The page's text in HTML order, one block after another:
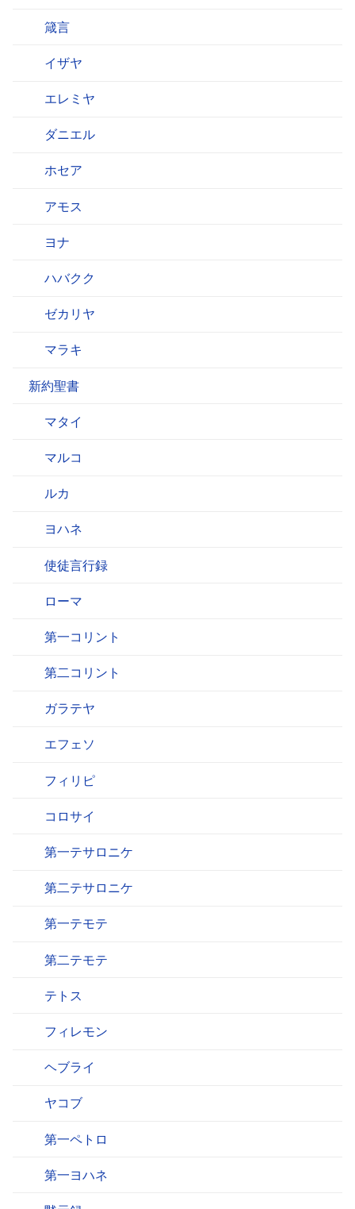
箴言
イザヤ
エレミヤ
ダニエル
ホセア
アモス
ヨナ
ハバクク
ゼカリヤ
マラキ
新約聖書
マタイ
マルコ
ルカ
ヨハネ
使徒言行録
ローマ
第一コリント
第二コリント
ガラテヤ
エフェソ
フィリピ
コロサイ
第一テサロニケ
第二テサロニケ
第一テモテ
第二テモテ
テトス
フィレモン
ヘブライ
ヤコブ
第一ペトロ
第一ヨハネ